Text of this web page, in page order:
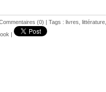
(0) | Tags : livres littérature
|